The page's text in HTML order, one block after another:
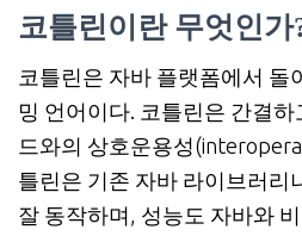
코틀린이란 무엇인가
코틀린은 자바 플랫폼에서 돌
밍 언어이다. 코틀린은 간결
드와의 상호운용성
틀린은 기존 자바 라이브러리
잘 동작하며, 성능도 자바와